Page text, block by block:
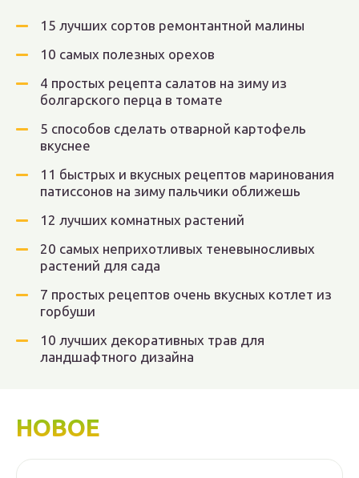
15 лучших сортов ремонтантной малины
10 самых полезных орехов
4 простых рецепта салатов на зиму из
болгарского перца в томате
5 способов сделать отварной картофель
вкуснее
11 быстрых и вкусных рецептов маринования
патиссонов на зиму пальчики оближешь
12 лучших комнатных растений
20 самых неприхотливых теневыносливых
растений для сада
7 простых рецептов очень вкусных котлет из
горбуши
10 лучших декоративных трав для
ландшафтного дизайна
НОВОЕ